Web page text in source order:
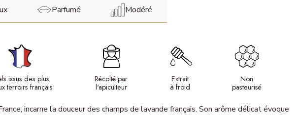
Parfumé Modéré
issus des plus
terroirs français
Récolté par
l'apiculteur
Extrait
à froid
Non
pasteurisé
incarne la douceur des champs de lavande français. Son arôme délicat évoque